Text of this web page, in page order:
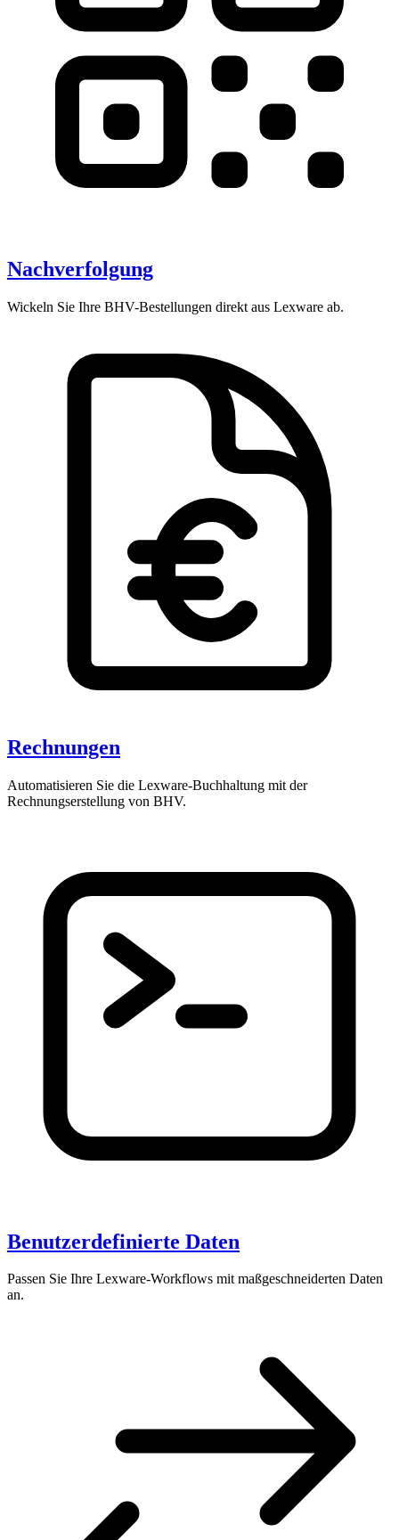
Nachverfolgung
Wickeln Sie Ihre BHV-Bestellungen direkt aus Lexware ab.
Rechnungen
Automatisieren Sie die Lexware-Buchhaltung mit der
Rechnungserstellung von BHV.
Benutzerdefinierte Daten
Passen Sie Ihre Lexware-Workflows mit maßgeschneiderten Daten
an.